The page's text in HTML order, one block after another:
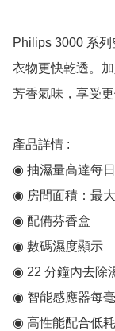
Philips 3000 系
衣物更快乾透。
芳香氣味，享受
產品詳情 :
◉ 抽濕量高達每
◉ 房間面積：最
◉ 配備芬香盒
◉ 數碼濕度顯示
◉ 22 分鐘內去除
◉ 智能感應器每
◉ 高性能配合低